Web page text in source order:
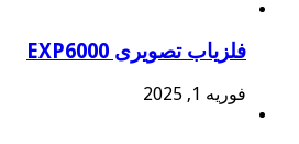
فلزیاب تصویری EXP6000
فوریه 1, 2025